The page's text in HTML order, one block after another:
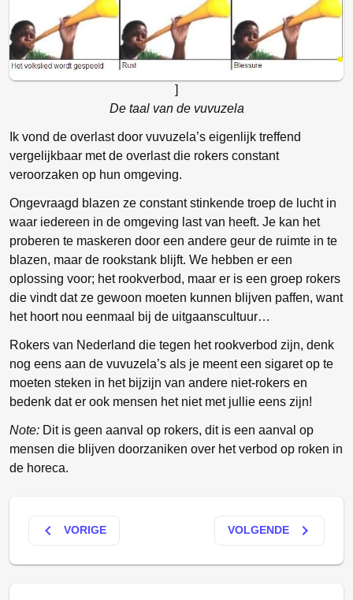
]
De taal van de vuvuzela
Ik vond de overlast door vuvuzela’s eigenlijk treffend
vergelijkbaar met de overlast die rokers constant
veroorzaken op hun omgeving.
Ongevraagd blazen ze constant stinkende troep de lucht in
waar iedereen in de omgeving last van heeft. Je kan het
proberen te maskeren door een andere geur de ruimte in te
blazen, maar de rookstank blijft. We hebben er een
oplossing voor; het rookverbod, maar er is een groep rokers
die vindt dat ze gewoon moeten kunnen blijven paffen, want
het hoort nou eenmaal bij de uitgaanscultuur…
Rokers van Nederland die tegen het rookverbod zijn, denk
nog eens aan de vuvuzela’s als je meent een sigaret op te
moeten steken in het bijzijn van andere niet-rokers en
bedenk dat er ook mensen het niet met jullie eens zijn!
Note: Dit is geen aanval op rokers, dit is een aanval op
mensen die blijven doorzaniken over het verbod op roken in
de horeca.
keyboard_arrow_left VORIGE VOLGENDE keyboard_arrow_right